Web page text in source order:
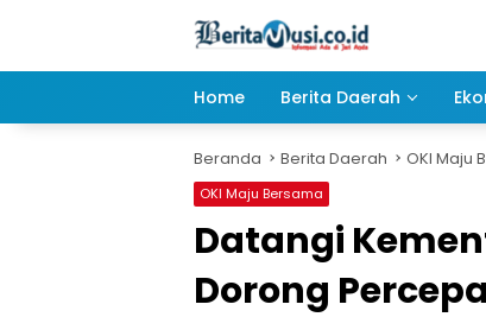
Home Berita Daerah
Beranda Berita Daerah OKI Maju
OKI Maju Bersama
Datangi
Dorong